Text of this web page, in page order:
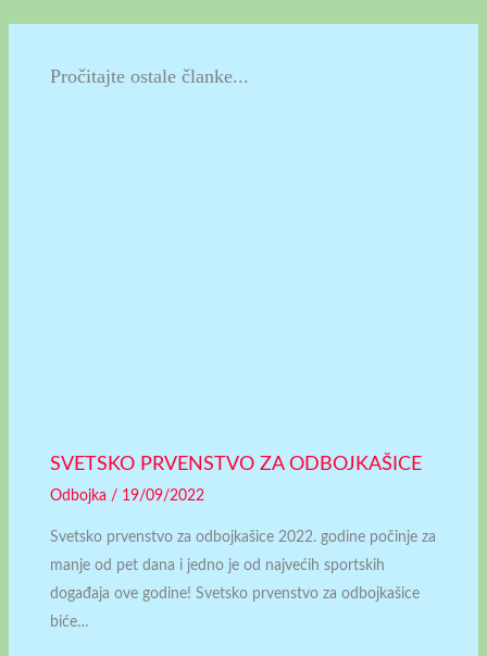
Pročitajte ostale članke...
SVETSKO PRVENSTVO ZA ODBOJKAŠICE
Odbojka / 19/09/2022
Svetsko prvenstvo za odbojkašice 2022. godine počinje za
manje od pet dana i jedno je od najvećih sportskih
događaja ove godine! Svetsko prvenstvo za odbojkašice
biće…